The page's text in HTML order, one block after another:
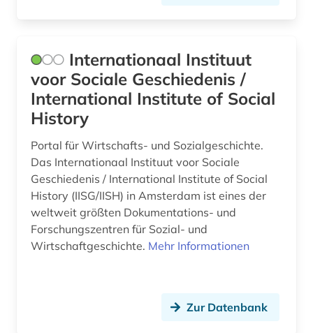
Internationaal Instituut
voor Sociale Geschiedenis /
International Institute of Social
History
Portal für Wirtschafts- und Sozialgeschichte.
Das Internationaal Instituut voor Sociale
Geschiedenis / International Institute of Social
History (IISG/IISH) in Amsterdam ist eines der
weltweit größten Dokumentations- und
Forschungszentren für Sozial- und
Wirtschaftgeschichte. Mehr Informationen
Zur Datenbank